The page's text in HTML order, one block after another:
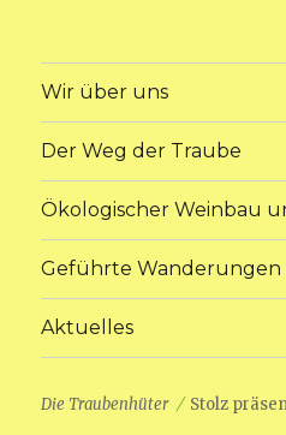
Wir über uns
Der Weg der Traube
Ökologischer Weinbau
Geführte Wanderungen
Aktuelles
Die Traubenhüter Stolz